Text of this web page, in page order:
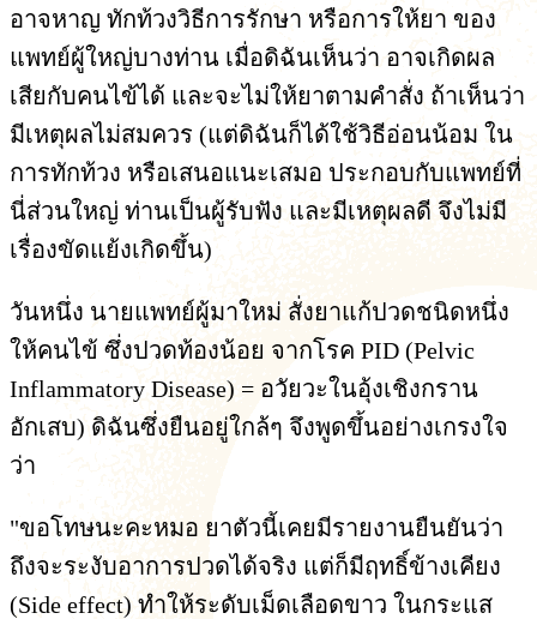
อาจหาญ ทักท้วงวิธีการรักษา หรือการให้ยา ของ
แพทย์ผู้ใหญ่บางท่าน เมื่อดิฉันเห็นว่า อาจเกิดผล
เสียกับคนไข้ได้ และจะไม่ให้ยาตามคำสั่ง ถ้าเห็นว่า
มีเหตุผลไม่สมควร (แต่ดิฉันก็ได้ใช้วิธีอ่อนน้อม ใน
การทักท้วง หรือเสนอแนะเสมอ ประกอบกับแพทย์ที่
นี่ส่วนใหญ่ ท่านเป็นผู้รับฟัง และมีเหตุผลดี จึงไม่มี
เรื่องขัดแย้งเกิดขึ้น)
วันหนึ่ง นายแพทย์ผู้มาใหม่ สั่งยาแก้ปวดชนิดหนึ่ง
ให้คนไข้ ซึ่งปวดท้องน้อย จากโรค PID (Pelvic
Inflammatory Disease) = อวัยวะในอุ้งเชิงกราน
อักเสบ) ดิฉันซึ่งยืนอยู่ใกล้ๆ จึงพูดขึ้นอย่างเกรงใจ
ว่า
"ขอโทษนะคะหมอ ยาตัวนี้เคยมีรายงานยืนยันว่า
ถึงจะระงับอาการปวดได้จริง แต่ก็มีฤทธิ์ข้างเคียง
(Side effect) ทำให้ระดับเม็ดเลือดขาว ในกระแส